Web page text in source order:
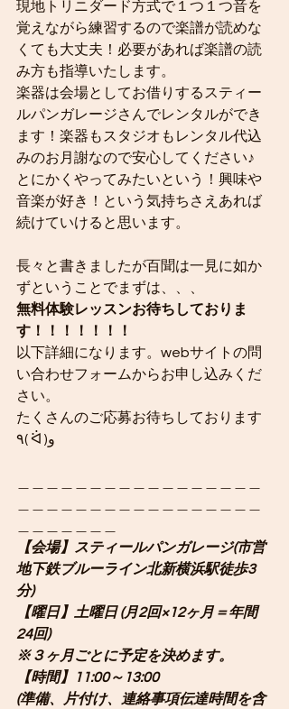
現地トリニダード方式で１つ１つ音を
覚えながら練習するので楽譜が読めな
くても大丈夫！必要があれば楽譜の読
み方も指導いたします。
楽器は会場としてお借りするスティー
ルパンガレージさんでレンタルができ
ます！楽器もスタジオもレンタル代込
みのお月謝なので安心してください♪
とにかくやってみたいという！興味や
音楽が好き！という気持ちさえあれば
続けていけると思います。
長々と書きましたが百聞は一見に如か
ずということでまずは、、、
無料体験レッスンお待ちしておりま
す！！！！！！！
以下詳細になります。webサイトの問
い合わせフォームからお申し込みくだ
さい。
たくさんのご応募お待ちしております
٩( ᐛ )و
【会場】スティールパンガレージ(市営
地下鉄ブルーライン北新横浜駅徒歩3
分)
【曜日】土曜日 (月2回×12ヶ月＝年間
24回)
※３ヶ月ごとに予定を決めます。
【時間】11:00～13:00
(準備、片付け、連絡事項伝達時間を含